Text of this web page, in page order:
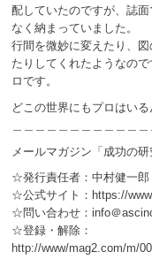
配していたのですが、誌
なく納まっていました。
行間を微妙に変えたり、
たりしてくれたようなの
ロです。
どこの世界にもプロはいる
メールマガジン「成功の研
☆発行責任者：中村健一郎
☆公式サイト：https://
☆問い合わせ：info＠
☆登録・解除：
http://www/mag2.com/m/